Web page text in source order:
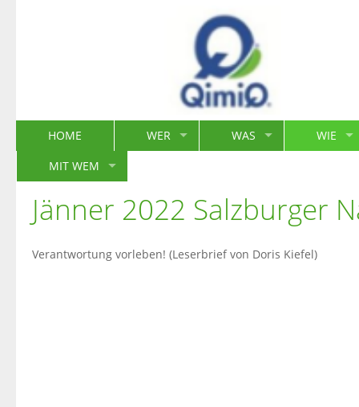
HOME WER WAS
WIE
MIT WEM
Jänner 2022 Salzburger
Verantwortung vorleben! (Leserbrief von Doris Kiefel)